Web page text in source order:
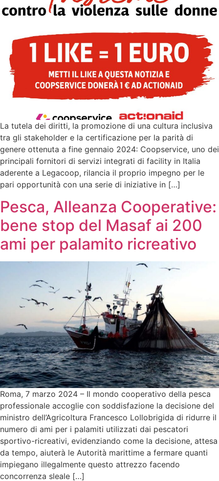
La tutela dei diritti, la promozione di una cultura inclusiva
tra gli stakeholder e la certificazione per la parità di
genere ottenuta a fine gennaio 2024: Coopservice, uno dei
principali fornitori di servizi integrati di facility in Italia
aderente a Legacoop, rilancia il proprio impegno per le
pari opportunità con una serie di iniziative in […]
Pesca, Alleanza Cooperative:
bene stop del Masaf ai 200
ami per palamito ricreativo
Roma, 7 marzo 2024 – Il mondo cooperativo della pesca
professionale accoglie con soddisfazione la decisione del
ministro dell’Agricoltura Francesco Lollobrigida di ridurre il
numero di ami per i palamiti utilizzati dai pescatori
sportivo-ricreativi, evidenziando come la decisione, attesa
da tempo, aiuterà le Autorità marittime a fermare quanti
impiegano illegalmente questo attrezzo facendo
concorrenza sleale […]